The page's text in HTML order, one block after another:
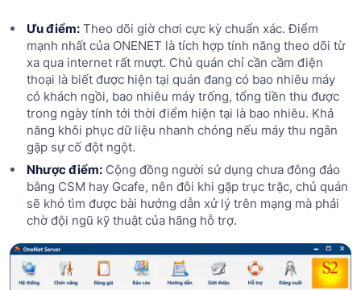
Ưu điểm:Theo dõi giờ chơi cực kỳ chuẩn xác. Điểm
mạnh nhất của ONENET là tích hợp tính năng theo dõi từ
xa qua internet rất mượt. Chủ quán chỉ cần cầm điện
thoại là biết được hiện tại quán đang có bao nhiêu máy
có khách ngồi, bao nhiêu máy trống, tổng tiền thu được
trong ngày tính tới thời điểm hiện tại là bao nhiêu. Khả
năng khôi phục dữ liệu nhanh chóng nếu máy thu ngân
gặp sự cố đột ngột.
Nhược điểm:Cộng đồng người sử dụng chưa đông đảo
bằng CSM hay Gcafe, nên đôi khi gặp trục trặc, chủ quán
sẽ khó tìm được bài hướng dẫn xử lý trên mạng mà phải
chờ đội ngũ kỹ thuật của hãng hỗ trợ.